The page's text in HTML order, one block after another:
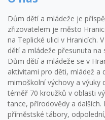
Dům dětí a mládeže je
zřizovatelem je město
na Teplické ulici v Hranicích.
dětí a mládeže přesunuta na
Dům dětí a mládeže se v
aktivitami pro děti, mládež a
mimoškolní výchovy a výuky
téměř 70 kroužků v oblasti
tance, přírodovědy a
příměstské tábory,